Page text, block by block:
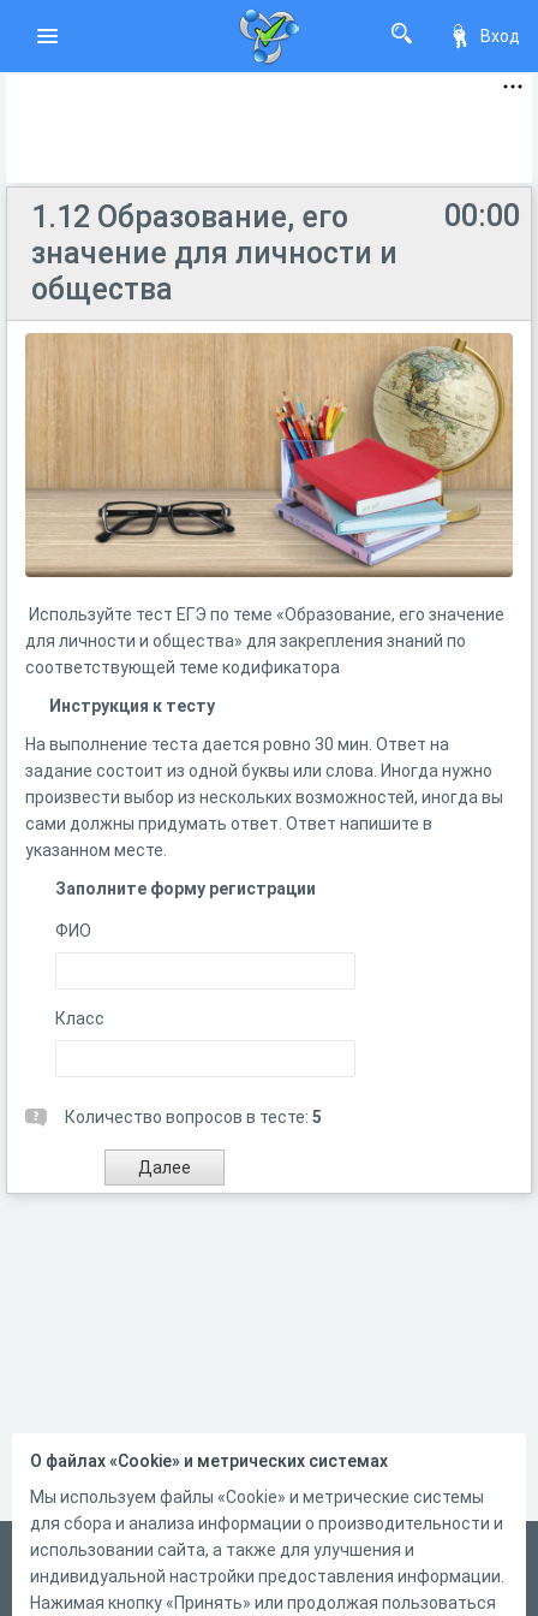
Вход
00:00
1.12 Образование, его
значение для личности и
общества
Используйте тест ЕГЭ по теме «Образование, его значение
для личности и общества» для закрепления знаний по
соответствующей теме кодификатора
Инструкция к тесту
На выполнение теста дается ровно 30 мин. Ответ на
задание состоит из одной буквы или слова. Иногда нужно
произвести выбор из нескольких возможностей, иногда вы
сами должны придумать ответ. Ответ напишите в
указанном месте.
Заполните форму регистрации
ФИО
Класс
Количество вопросов в тесте: 5
Русский
Справка
О файлах «Cookie» и метрических системах
Мы используем файлы «Cookie» и метрические системы
для сбора и анализа информации о производительности и
использовании сайта, а также для улучшения и
индивидуальной настройки предоставления информации.
Нажимая кнопку «Принять» или продолжая пользоваться